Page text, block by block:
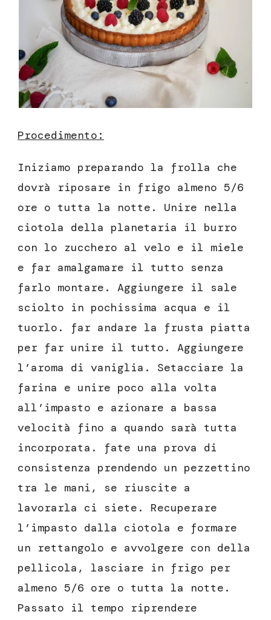
Procedimento:
Iniziamo preparando la frolla che
dovrà riposare in frigo almeno 5/6
ore o tutta la notte. Unire nella
ciotola della planetaria il burro
con lo zucchero al velo e il miele
e far amalgamare il tutto senza
farlo montare. Aggiungere il sale
sciolto in pochissima acqua e il
tuorlo. far andare la frusta piatta
per far unire il tutto. Aggiungere
l’aroma di vaniglia. Setacciare la
farina e unire poco alla volta
all’impasto e azionare a bassa
velocità fino a quando sarà tutta
incorporata. fate una prova di
consistenza prendendo un pezzettino
tra le mani, se riuscite a
lavorarla ci siete. Recuperare
l’impasto dalla ciotola e formare
un rettangolo e avvolgere con della
pellicola, lasciare in frigo per
almeno 5/6 ore o tutta la notte.
Passato il tempo riprendere